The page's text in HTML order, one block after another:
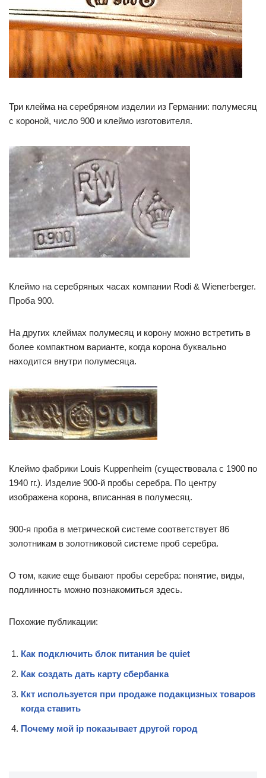
Три клейма на серебряном изделии из Германии: полумесяц
с короной, число 900 и клеймо изготовителя.
Клеймо на серебряных часах компании Rodi & Wienerberger.
Проба 900.
На других клеймах полумесяц и корону можно встретить в
более компактном варианте, когда корона буквально
находится внутри полумесяца.
Клеймо фабрики Louis Kuppenheim (существовала с 1900 по
1940 гг.). Изделие 900-й пробы серебра. По центру
изображена корона, вписанная в полумесяц.
900-я проба в метрической системе соответствует 86
золотникам в золотниковой системе проб серебра.
О том, какие еще бывают пробы серебра: понятие, виды,
подлинность можно познакомиться здесь.
Похожие публикации:
Как подключить блок питания be quiet
Как создать дать карту сбербанка
Ккт используется при продаже подакцизных товаров
когда ставить
Почему мой ip показывает другой город